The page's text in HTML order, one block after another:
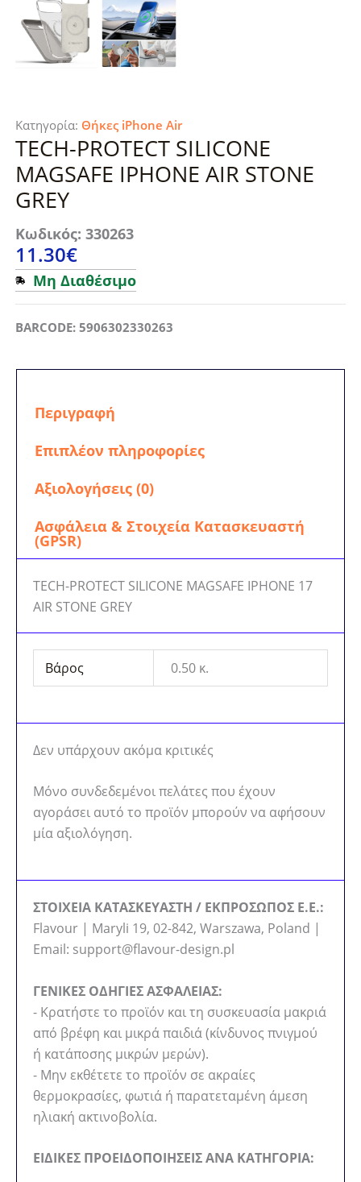
Κατηγορία: Θήκες iPhone Air
TECH-PROTECT SILICONE
MAGSAFE IPHONE AIR STONE
GREY
Κωδικός: 330263
11.30€
Μη Διαθέσιμο
BARCODE: 5906302330263
Περιγραφή
Επιπλέον πληροφορίες
Αξιολογήσεις (0)
Ασφάλεια & Στοιχεία Κατασκευαστή
(GPSR)
TECH-PROTECT SILICONE MAGSAFE IPHONE 17
AIR STONE GREY
Βάρος 0.50 κ.
Δεν υπάρχουν ακόμα κριτικές
Μόνο συνδεδεμένοι πελάτες που έχουν
αγοράσει αυτό το προϊόν μπορούν να αφήσουν
μία αξιολόγηση.
ΣΤΟΙΧΕΙΑ ΚΑΤΑΣΚΕΥΑΣΤΗ / ΕΚΠΡΟΣΩΠΟΣ Ε.Ε.:
Flavour | Maryli 19, 02-842, Warszawa, Poland |
Email: support@flavour-design.pl
ΓΕΝΙΚΕΣ ΟΔΗΓΙΕΣ ΑΣΦΑΛΕΙΑΣ:
- Κρατήστε το προϊόν και τη συσκευασία μακριά
από βρέφη και μικρά παιδιά (κίνδυνος πνιγμού
ή κατάποσης μικρών μερών).
- Μην εκθέτετε το προϊόν σε ακραίες
θερμοκρασίες, φωτιά ή παρατεταμένη άμεση
ηλιακή ακτινοβολία.
ΕΙΔΙΚΕΣ ΠΡΟΕΙΔΟΠΟΙΗΣΕΙΣ ΑΝΑ ΚΑΤΗΓΟΡΙΑ: